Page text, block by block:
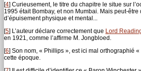
[4] Curieusement, le titre du chapitre le situe sur
1995 était Bombay, et non Mumbai. Mais peut-
d’épuisement physique et mental...
[5] L’auteur déclare correctement que Lord
en 1921, comme l’affirme M. Jongbloed.
[6] Son nom, « Phillips », est ici mal orthographié
cette époque.